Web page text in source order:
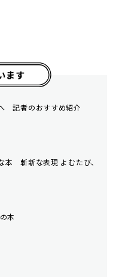
ます
記者のおすすめ紹介
本 斬新な表現 よむたび、
本